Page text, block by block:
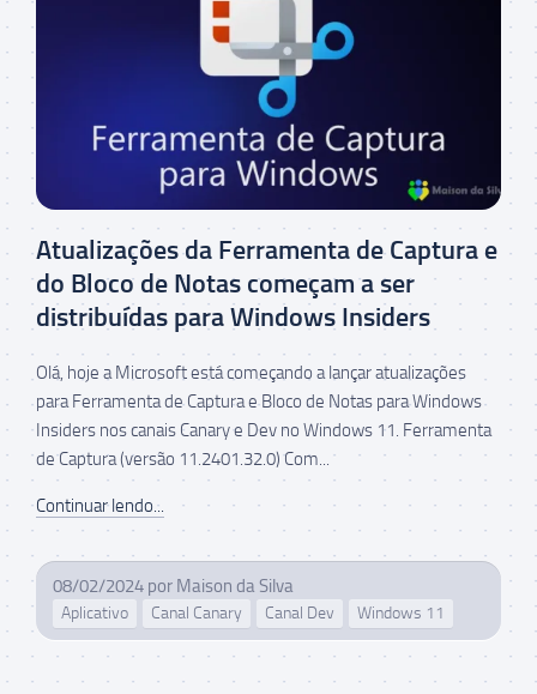
Atualizações da Ferramenta de Captura e
do Bloco de Notas começam a ser
distribuídas para Windows Insiders
Olá, hoje a Microsoft está começando a lançar atualizações
para Ferramenta de Captura e Bloco de Notas para Windows
Insiders nos canais Canary e Dev no Windows 11. Ferramenta
de Captura (versão 11.2401.32.0) Com...
Continuar lendo...
08/02/2024 por Maison da Silva
Aplicativo Canal Canary Canal Dev Windows 11